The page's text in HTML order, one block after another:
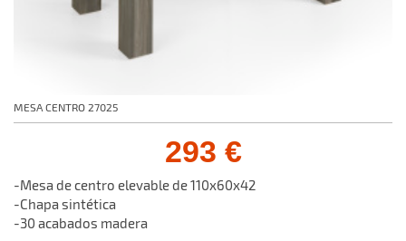
MESA CENTRO 27025
293 €
-Mesa de centro elevable de 110x60x42
-Chapa sintética
-30 acabados madera